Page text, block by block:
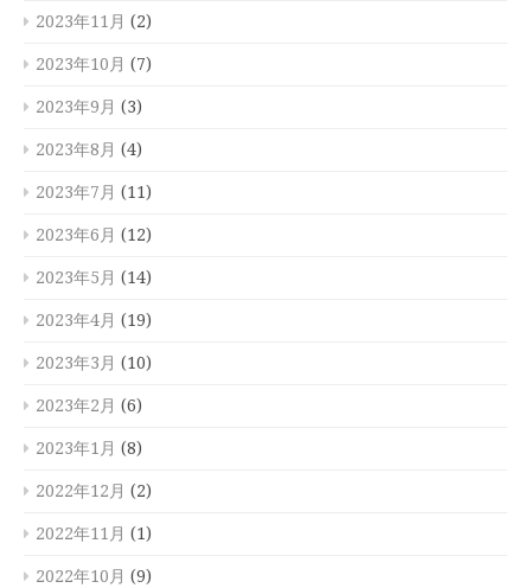
2023年11月 (2)
2023年10月 (7)
2023年9月 (3)
2023年8月 (4)
2023年7月 (11)
2023年6月 (12)
2023年5月 (14)
2023年4月 (19)
2023年3月 (10)
2023年2月 (6)
2023年1月 (8)
2022年12月 (2)
2022年11月 (1)
2022年10月 (9)